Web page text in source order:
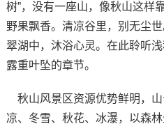
树”，没有一座山，像秋山这样
野果飘香。清凉谷里，别无尘
翠湖中，沐浴心灵。在此聆听
露重叶坠的章节。
秋山风景区资源优势鲜明，
凉、冬雪、秋花、冰瀑，以森